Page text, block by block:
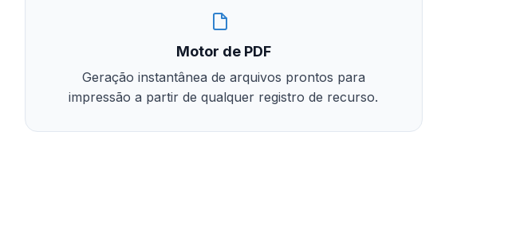
Motor de PDF
Geração instantânea de arquivos prontos para
impressão a partir de qualquer registro de recurso.